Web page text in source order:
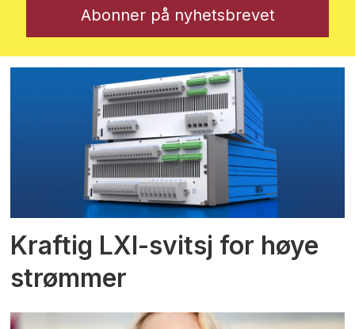
Kraftig LXI-svitsj for høye
strømmer